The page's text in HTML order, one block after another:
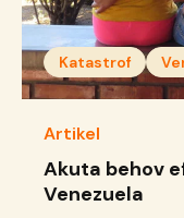
Katastrof
Artikel
Akuta behov
Venezuela